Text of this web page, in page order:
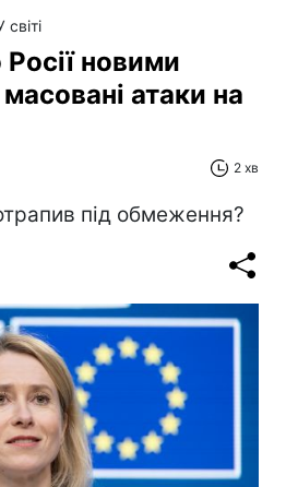
світі
новими
атаки на
2 хв
під обмеження?